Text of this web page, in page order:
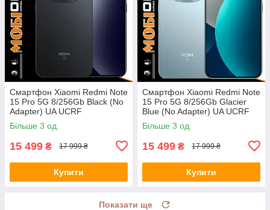
Смартфон Xiaomi Redmi Note
15 Pro 5G 8/256Gb Black (No
Adapter) UA UCRF
Більше 3 од.
15 499 ₴ 17 999 ₴
Купити
Смартфон Xiaomi Redmi Note
15 Pro 5G 8/256Gb Glacier
Blue (No Adapter) UA UCRF
Більше 3 од.
15 499 ₴ 17 999 ₴
Купити
Показати ще